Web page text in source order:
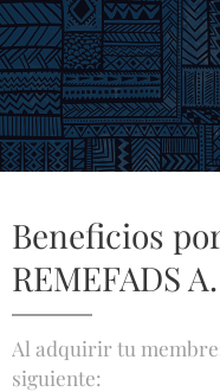
Beneficios
REMEFADS
Al adquirir tu
siguiente: